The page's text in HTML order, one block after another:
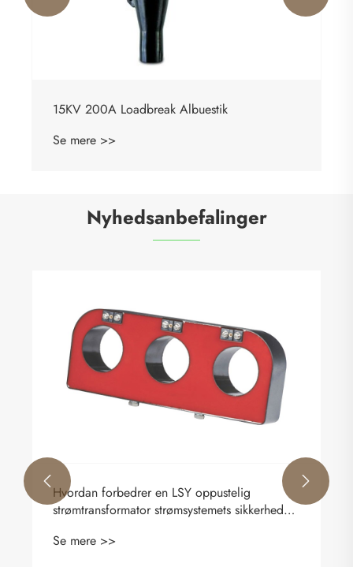
15KV 200A Loadbreak Albuestik
Se mere >>
Nyhedsanbefalinger
Hvordan forbedrer en LSY oppustelig
strømtransformator strømsystemets sikkerhed
Se mere >>
 